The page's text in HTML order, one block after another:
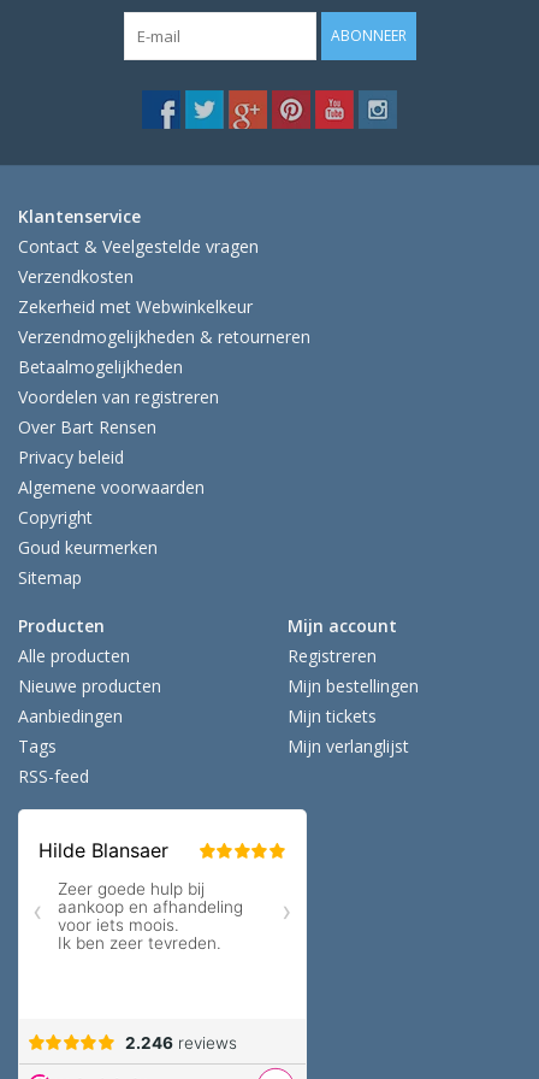
ABONNEER
Klantenservice
Contact & Veelgestelde vragen
Verzendkosten
Zekerheid met Webwinkelkeur
Verzendmogelijkheden & retourneren
Betaalmogelijkheden
Voordelen van registreren
Over Bart Rensen
Privacy beleid
Algemene voorwaarden
Copyright
Goud keurmerken
Sitemap
Producten
Alle producten
Nieuwe producten
Aanbiedingen
Tags
RSS-feed
Mijn account
Registreren
Mijn bestellingen
Mijn tickets
Mijn verlanglijst